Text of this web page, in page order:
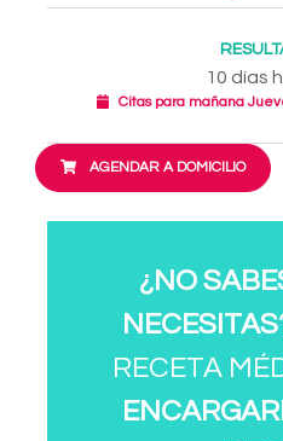
10 días
Citas para mañana
AGENDAR A DOMICILIO
¿NO
RECETA